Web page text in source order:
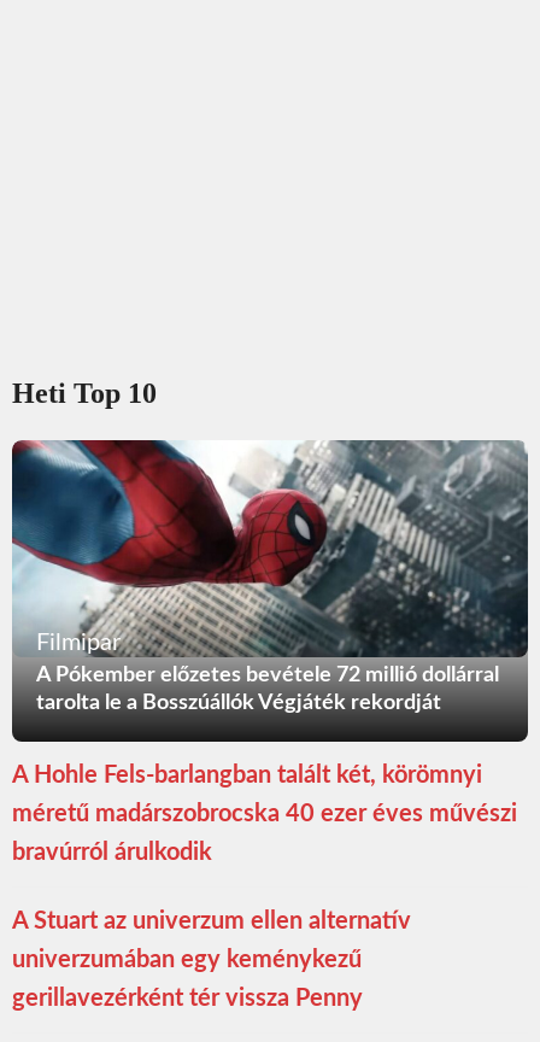
Heti Top 10
Filmipar
A Pókember előzetes bevétele 72 millió dollárral
tarolta le a Bosszúállók Végjáték rekordját
A Hohle Fels-barlangban talált két, körömnyi
méretű madárszobrocska 40 ezer éves művészi
bravúrról árulkodik
A Stuart az univerzum ellen alternatív
univerzumában egy keménykezű
gerillavezérként tér vissza Penny